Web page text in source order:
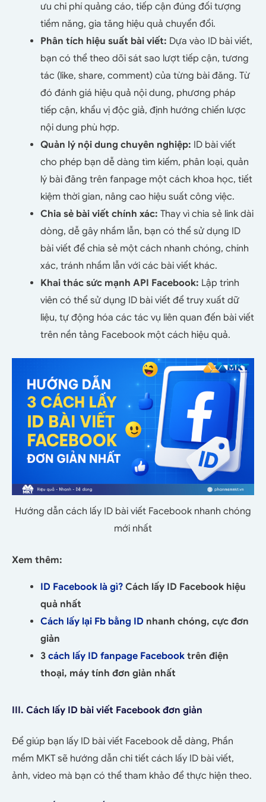
ưu chi phí quảng cáo, tiếp cận đúng đối tượng
tiềm năng, gia tăng hiệu quả chuyển đổi.
Phân tích hiệu suất bài viết: Dựa vào ID bài viết,
bạn có thể theo dõi sát sao lượt tiếp cận, tương
tác (like, share, comment) của từng bài đăng. Từ
đó đánh giá hiệu quả nội dung, phương pháp
tiếp cận, khẩu vị độc giả, định hướng chiến lược
nội dung phù hợp.
Quản lý nội dung chuyên nghiệp: ID bài viết
cho phép bạn dễ dàng tìm kiếm, phân loại, quản
lý bài đăng trên fanpage một cách khoa học, tiết
kiệm thời gian, nâng cao hiệu suất công việc.
Chia sẻ bài viết chính xác: Thay vì chia sẻ link dài
dòng, dễ gây nhầm lẫn, bạn có thể sử dụng ID
bài viết để chia sẻ một cách nhanh chóng, chính
xác, tránh nhầm lẫn với các bài viết khác.
Khai thác sức mạnh API Facebook: Lập trình
viên có thể sử dụng ID bài viết để truy xuất dữ
liệu, tự động hóa các tác vụ liên quan đến bài viết
trên nền tảng Facebook một cách hiệu quả.
Hướng dẫn cách lấy ID bài viết Facebook nhanh chóng
mới nhất
Xem thêm:
ID Facebook là gì? Cách lấy ID Facebook hiệu
quả nhất
Cách lấy lại Fb bằng ID nhanh chóng, cực đơn
giản
3 cách lấy ID fanpage Facebook trên điện
thoại, máy tính đơn giản nhất
III. Cách lấy ID bài viết Facebook đơn giản
Để giúp bạn lấy ID bài viết Facebook dễ dàng, Phần
mềm MKT sẽ hướng dẫn chi tiết cách lấy ID bài viết,
ảnh, video mà bạn có thể tham khảo để thực hiện theo.